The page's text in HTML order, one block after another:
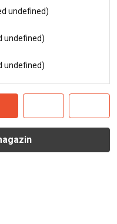
undefined)
undefined)
undefined)